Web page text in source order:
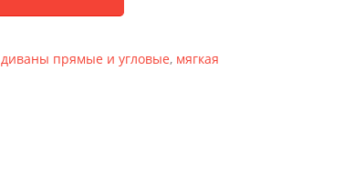
диваны прямые и угловые, мягкая